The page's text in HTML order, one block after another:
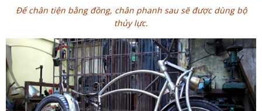
Để chân tiện bằng đồng, chân phanh sau sẽ được dùng bộ
thủy lực.